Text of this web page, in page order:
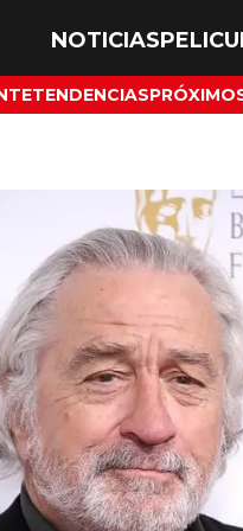
NOTICIAS
TENDENCIAS